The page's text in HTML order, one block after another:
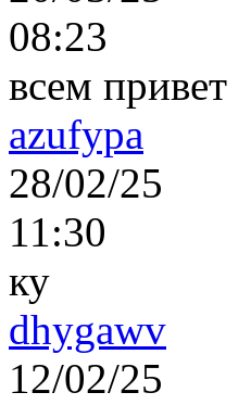
08:23
всем привет
azufypa
28/02/25
11:30
ку
dhygawv
12/02/25